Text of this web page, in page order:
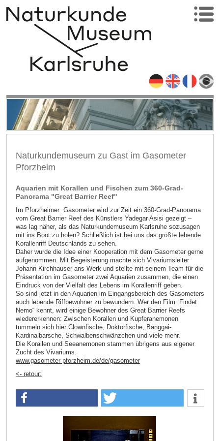
Naturkundemuseum zu Gast im Gasometer
Pforzheim
Aquarien mit Korallen und Fischen zum 360-Grad-
Panorama "Great Barrier Reef"
Im Pforzheimer Gasometer wird zur Zeit ein 360-Grad-Panorama
vom Great Barrier Reef des Künstlers Yadegar Asisi gezeigt –
was lag näher, als das Naturkundemuseum Karlsruhe sozusagen
mit ins Boot zu holen? Schließlich ist bei uns das größte lebende
Korallenriff Deutschlands zu sehen.
Daher wurde die Idee einer Kooperation mit dem Gasometer gerne
aufgenommen. Mit Begeisterung machte sich Vivariumsleiter
Johann Kirchhauser ans Werk und stellte mit seinem Team für die
Präsentation im Gasometer zwei Aquarien zusammen, die einen
Eindruck von der Vielfalt des Lebens im Korallenriff geben.
So sind jetzt in den Aquarien im Eingangsbereich des Gasometers
auch lebende Riffbewohner zu bewundern. Wer den Film „Findet
Nemo“ kennt, wird einige Bewohner des Great Barrier Reefs
wiedererkennen: Zwischen Korallen und Kupferanemonen
tummeln sich hier Clownfische, Doktorfische, Banggai-
Kardinalbarsche, Schwalbenschwänzchen und viele mehr.
Die Korallen und Seeanemonen stammen übrigens aus eigener
Zucht des Vivariums.
www.gasometer-pforzheim.de/de/gasometer
<- retour: